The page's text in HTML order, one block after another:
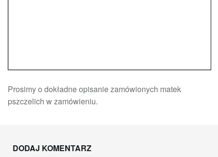
Prosimy o dokładne opisanie zamówionych matek
pszczelich w zamówieniu.
Skip back to main navigation
DODAJ KOMENTARZ